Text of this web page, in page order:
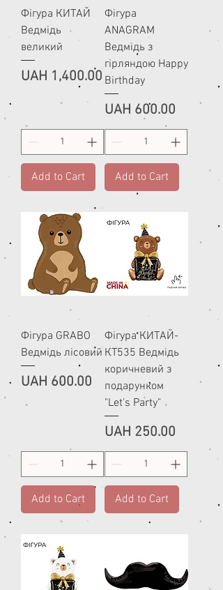
Фігура КИТАЙ
Ведмідь
великий
Price
UAH 1,400.00
Add to Cart
Фігура
ANAGRAM
Ведмідь з
гірляндою Happy
Birthday
Price
UAH 600.00
Add to Cart
Фігура GRABO
Ведмідь лісовий
Price
UAH 600.00
Add to Cart
Фігура КИТАЙ-
КТ535 Ведмідь
коричневий з
подарунком
"Let's Party"
Price
UAH 250.00
Add to Cart